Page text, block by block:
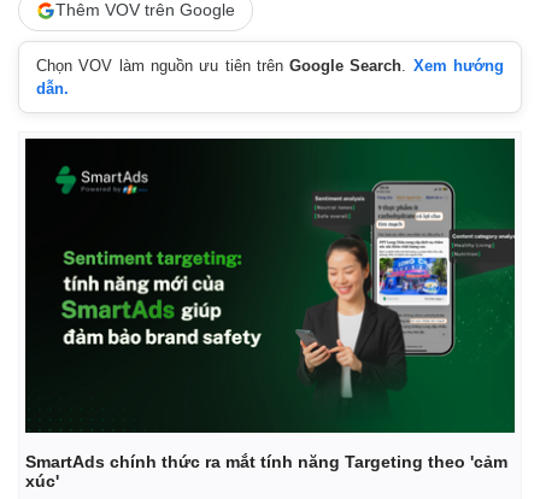
Thế giới
Cuộc sống đó đây
Hồ sơ
Multimedia
E-Magazine
Infographic
Thêm VOV trên Google
Chọn VOV làm nguồn ưu tiên trênGoogle Search. Xem hướng
dẫn.
SmartAds chính thức ra mắt tính năng Targeting theo 'cảm
xúc'